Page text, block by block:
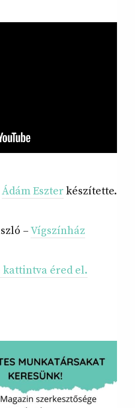
Ádám Eszterkészítette.
–Vígszínház
kattintva éred el.